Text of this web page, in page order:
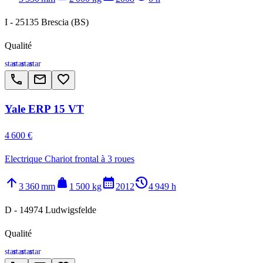
I - 25135 Brescia (BS)
Qualité
starstarstarstar
call email favorite_border
Yale ERP 15 VT
4 600 €
Electrique Chariot frontal à 3 roues
arrow_upward 3 360 mm weight 1 500 kgcalendar_month2012history_24 949 h
D - 14974 Ludwigsfelde
Qualité
starstarstarstar